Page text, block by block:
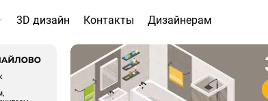
3D дизайн Контакты Дизайнерам